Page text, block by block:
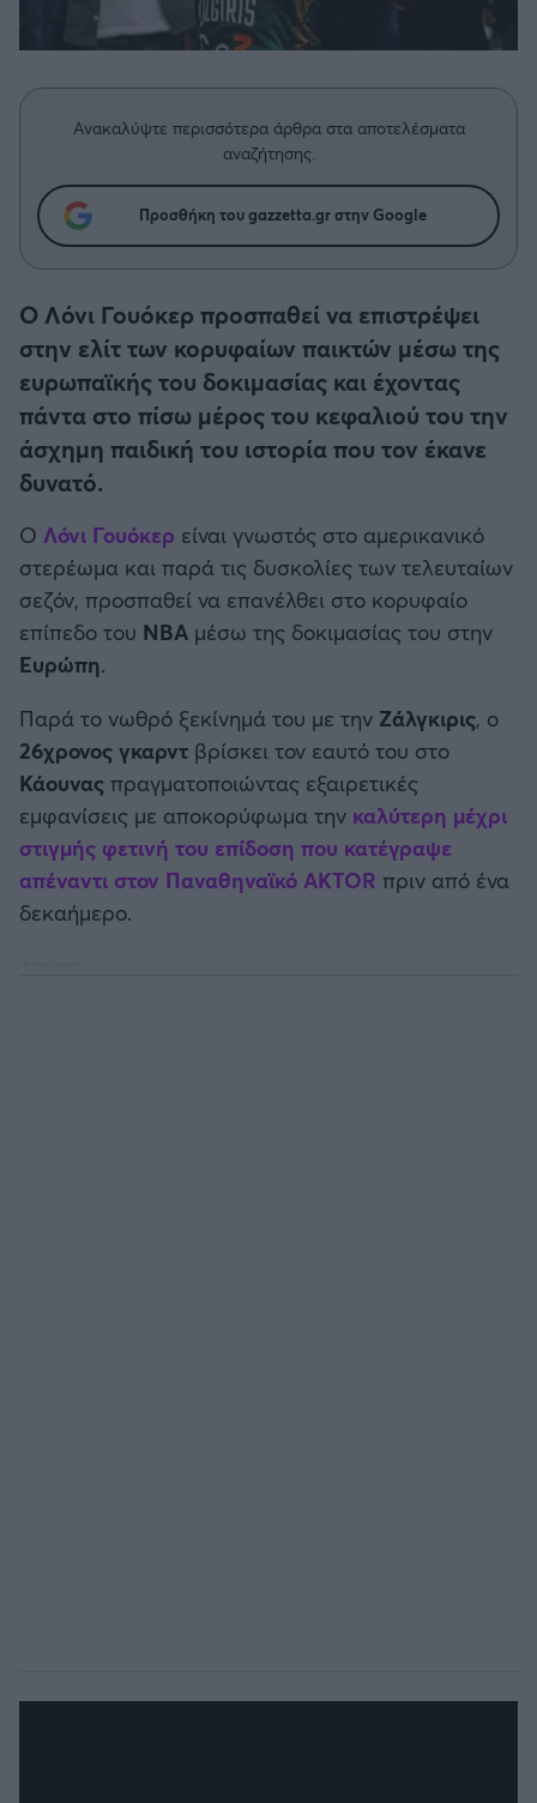
Δημήτρης Τσορμπατζόγλου
Άρης
Κηφισιά
Αστέρας Τρίπολης
Καλαμάτα
Ρεάλ Μαδρίτης
Ατλέτικο Μαδρίτης
Μάντσεστερ Γιουνάιτεντ
Συνεντεύξεις
Μεγάλη μου Αγάπη
Μια Ιστορία από την Πόλη
Ανακαλύψτε περισσότερα άρθρα στα αποτελέσματα
αναζήτησης.
Προσθήκη του gazzetta.gr στην Google
Ο Λόνι Γουόκερ προσπαθεί να επιστρέψει
στην ελίτ των κορυφαίων παικτών μέσω της
ευρωπαϊκής του δοκιμασίας και έχοντας
πάντα στο πίσω μέρος του κεφαλιού του την
άσχημη παιδική του ιστορία που τον έκανε
δυνατό.
Ο Λόνι Γουόκερ είναι γνωστός στο αμερικανικό
στερέωμα και παρά τις δυσκολίες των τελευταίων
σεζόν, προσπαθεί να επανέλθει στο κορυφαίο
επίπεδο του NBA μέσω της δοκιμασίας του στην
Ευρώπη.
Παρά το νωθρό ξεκίνημά του με την Ζάλγκιρις, ο
26χρονος γκαρντ βρίσκει τον εαυτό του στο
Κάουνας πραγματοποιώντας εξαιρετικές
εμφανίσεις με αποκορύφωμα την καλύτερη μέχρι
στιγμής φετινή του επίδοση που κατέγραψε
απέναντι στον Παναθηναϊκό AKTOR πριν από ένα
δεκαήμερο.